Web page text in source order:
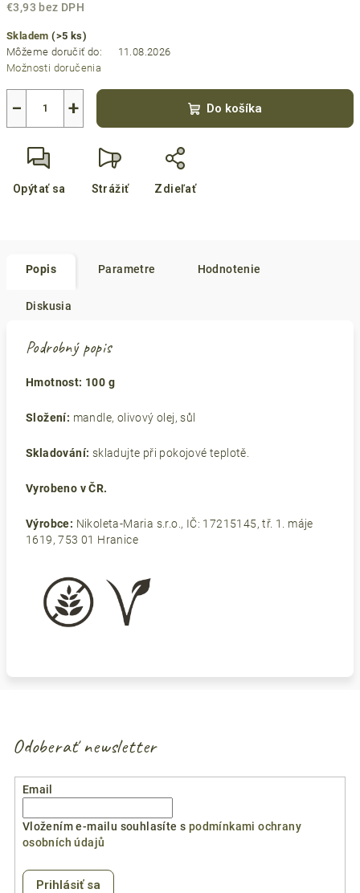
€3,93 bez DPH
cena:
Skladem(>5 ks)
Môžeme doručiť do:
11.08.2026
Možnosti doručenia
+
− Do košíka
Opýtať sa Strážiť Zdieľať
Popis Parametre Hodnotenie
Diskusia
Podrobný popis
Hmotnost: 100 g
Složení: mandle, olivový olej, sůl
Skladování: skladujte při pokojové teplotě.
Vyrobeno v ČR.
Výrobce: Nikoleta-Maria s.r.o., IČ: 17215145, tř. 1. máje
1619, 753 01 Hranice
Odoberať newsletter
Email
Vložením e-mailu souhlasíte s podmínkami ochrany
osobních údajů
Prihlásiť sa